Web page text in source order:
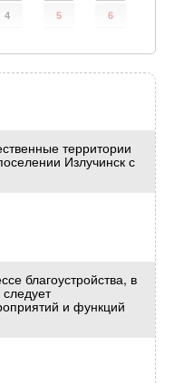
4 5 6
территории
Излучинск с
благоустройства, в
и функций